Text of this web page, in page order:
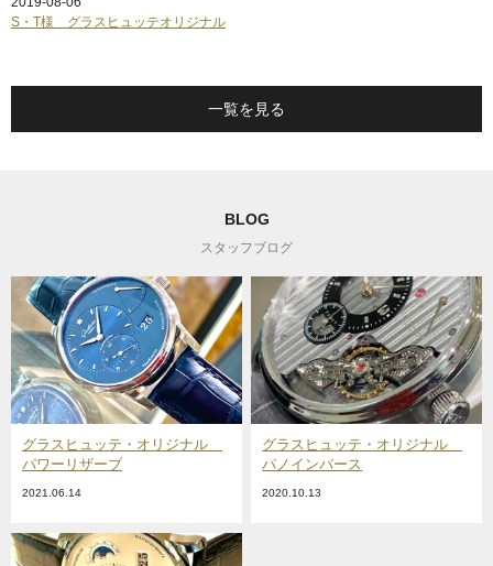
S・T様 グラスヒュッテオリジナル
一覧を見る
BLOG
スタッフブログ
グラスヒュッテ・オリジナル
パワーリザーブ
2021.06.14
グラスヒュッテ・オリジナル
パノインバース
2020.10.13